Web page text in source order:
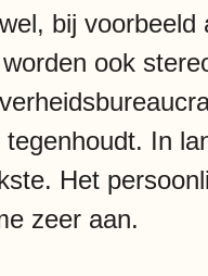
bij voorbeeld
ook
In
Het
zeer aan.